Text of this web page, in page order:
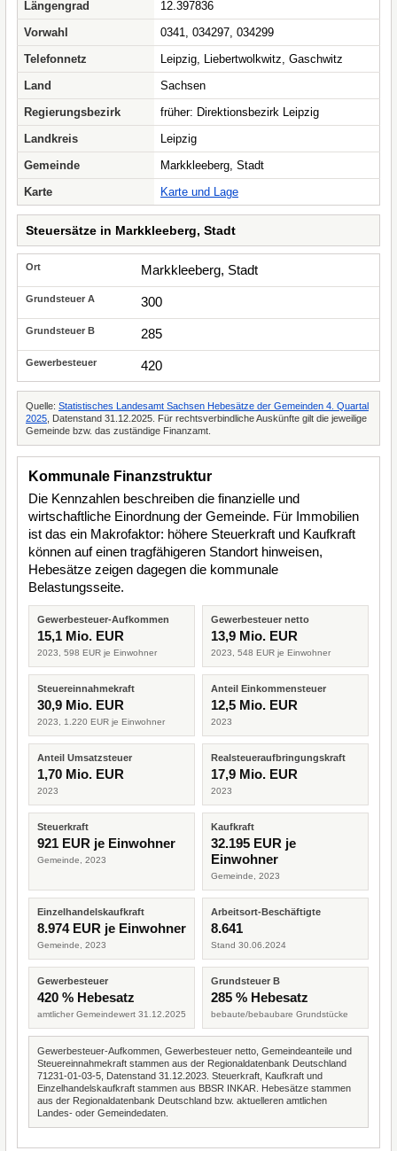
Längengrad
12.397836
Vorwahl
0341, 034297, 034299
Telefonnetz
Leipzig, Liebertwolkwitz, Gaschwitz
Land
Sachsen
Regierungsbezirk
früher: Direktionsbezirk Leipzig
Landkreis
Leipzig
Gemeinde
Markkleeberg, Stadt
Karte
Karte und Lage
Steuersätze in Markkleeberg, Stadt
Markkleeberg, Stadt
300
285
420
Quelle: Statistisches Landesamt Sachsen Hebesätze der Gemeinden 4. Quartal
2025 , Datenstand 31.12.2025. Für rechtsverbindliche Auskünfte gilt die jeweilige
Gemeinde bzw. das zuständige Finanzamt.
Kommunale Finanzstruktur
Die Kennzahlen beschreiben die finanzielle und
wirtschaftliche Einordnung der Gemeinde. Für Immobilien
ist das ein Makrofaktor: höhere Steuerkraft und Kaufkraft
können auf einen tragfähigeren Standort hinweisen,
Hebesätze zeigen dagegen die kommunale
Belastungsseite.
Gewerbesteuer-Aufkommen
15,1 Mio. EUR
2023, 598 EUR je Einwohner
Gewerbesteuer netto
13,9 Mio. EUR
2023, 548 EUR je Einwohner
Steuereinnahmekraft
30,9 Mio. EUR
2023, 1.220 EUR je Einwohner
Anteil Einkommensteuer
12,5 Mio. EUR
2023
Anteil Umsatzsteuer
1,70 Mio. EUR
2023
Realsteueraufbringungskraft
17,9 Mio. EUR
2023
Steuerkraft
921 EUR je Einwohner
Gemeinde, 2023
Kaufkraft
32.195 EUR je
Einwohner
Gemeinde, 2023
Einzelhandelskaufkraft
8.974 EUR je Einwohner
Gemeinde, 2023
Arbeitsort-Beschäftigte
8.641
Stand 30.06.2024
Gewerbesteuer
420 % Hebesatz
amtlicher Gemeindewert 31.12.2025
Grundsteuer B
285 % Hebesatz
bebaute/bebaubare Grundstücke
Gewerbesteuer-Aufkommen, Gewerbesteuer netto, Gemeindeanteile und
Steuereinnahmekraft stammen aus der Regionaldatenbank Deutschland
71231-01-03-5, Datenstand 31.12.2023. Steuerkraft, Kaufkraft und
Einzelhandelskaufkraft stammen aus BBSR INKAR. Hebesätze stammen
aus der Regionaldatenbank Deutschland bzw. aktuelleren amtlichen
Landes- oder Gemeindedaten.